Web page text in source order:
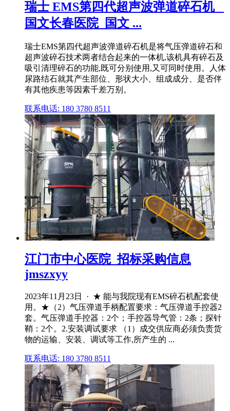
瑞士 EMS第四代超声波弹道碎石机 _
国文长春医院_国文 ...
瑞士EMS第四代超声波弹道碎石机是将气压弹道碎石和
超声波碎石技术两者结合起来的一体机,该机具有碎石及
吸引清理碎石的功能,既可分别使用,又可同时使用。人体
尿路结石就其产生部位、形状大小、组成成分、是否伴
有其他疾患等因素千差万别。
联系电话: 180 3780 8511
江门市中心医院_招标采购信息
jmszxyy
2023年11月23日 · ★ 能与我院现有EMS碎石机配套使
用。★（2）气压弹道手柄配置要求：气压弹道手控器2
套。气压弹道手控器：2个；手控器导气管：2条；探针
鞘：2个。2.安装调试要求 （1）成交供应商必须负责货
物的运输、安装、调试等工作,所产生的 ...
联系电话: 180 3780 8511